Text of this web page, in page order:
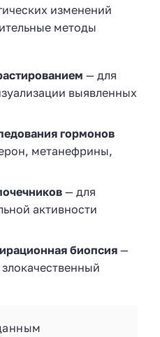
изменений
методы
— для
выявленных
гормонов
метанефрины,
— для
активности
биопсия —